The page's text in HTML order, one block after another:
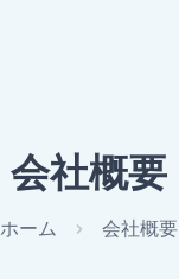
会社概要
ホーム 会社概要